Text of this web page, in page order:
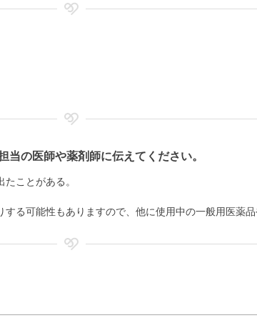
の医師や薬剤師に伝えてください。
ことがある。
る可能性もありますので、他に使用中の一般用医薬